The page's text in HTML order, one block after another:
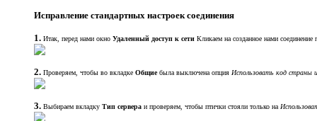
Исправление стандартных настроек соединения
1. Итак, перед нами окно Удаленный доступ к сети Кликаем на созданное нами
2. Проверяем, чтобы во вкладке Общиебыла выключена опция Использовать код страны
3. Выбираем вкладку Тип сервера и проверяем, чтобы птички стояли только на